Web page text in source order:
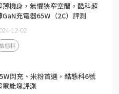
薄機身，無懼狹窄空間，酷科超
GaN充電器65W（2C）評測
12-02
態科
閃充、米粉首選，酷態科6號
電能塊評測